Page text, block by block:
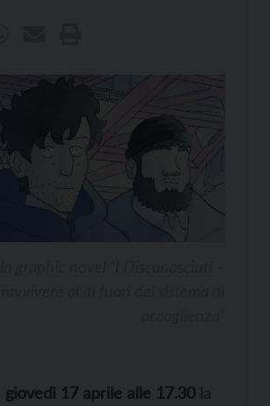
giovedì 17 aprile alle 17.30 la